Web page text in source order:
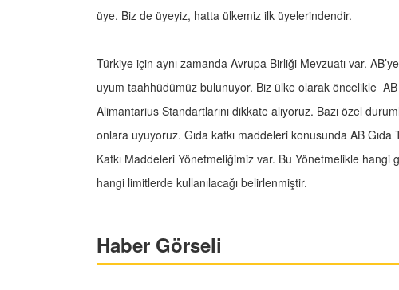
üye. Biz de üyeyiz, hatta ülkemiz ilk üyelerindendir.
Türkiye için aynı zamanda Avrupa Birliği Mevzuatı var.
uyum taahhüdümüz bulunuyor. Biz ülke olarak öncelikle
Alimantarius Standartlarını dikkate alıyoruz. Bazı özel
onlara uyuyoruz. Gıda katkı maddeleri konusunda AB Gıda
Katkı Maddeleri Yönetmeliğimiz var. Bu Yönetmelikle hangi
hangi limitlerde kullanılacağı belirlenmiştir.
Haber Görseli